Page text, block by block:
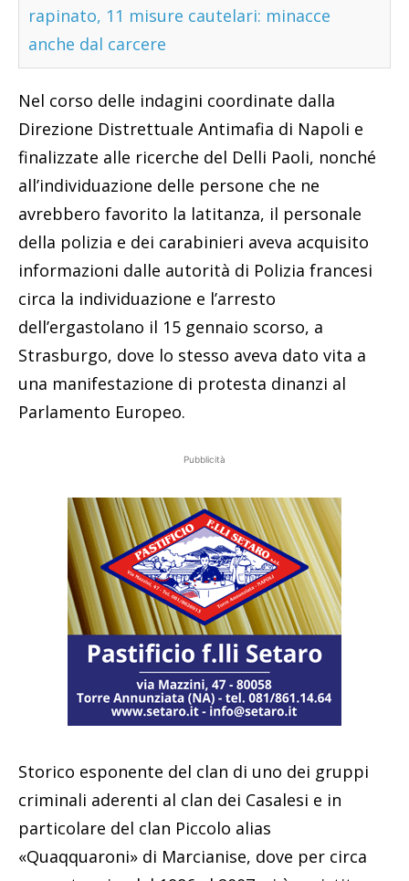
rapinato, 11 misure cautelari: minacce
anche dal carcere
Nel corso delle indagini coordinate dalla
Direzione Distrettuale Antimafia di Napoli e
finalizzate alle ricerche del Delli Paoli, nonché
all’individuazione delle persone che ne
avrebbero favorito la latitanza, il personale
della polizia e dei carabinieri aveva acquisito
informazioni dalle autorità di Polizia francesi
circa la individuazione e l’arresto
dell’ergastolano il 15 gennaio scorso, a
Strasburgo, dove lo stesso aveva dato vita a
una manifestazione di protesta dinanzi al
Parlamento Europeo.
Pubblicità
Storico esponente del clan di uno dei gruppi
criminali aderenti al clan dei Casalesi e in
particolare del clan Piccolo alias
«Quaqquaroni» di Marcianise, dove per circa